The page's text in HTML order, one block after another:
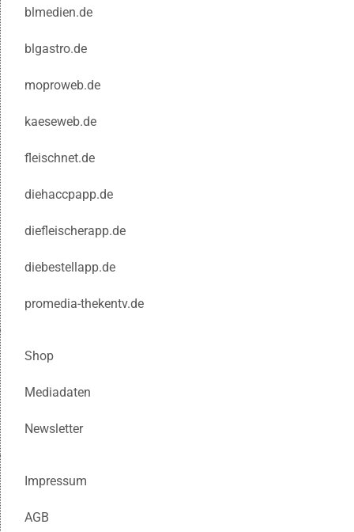
blmedien.de
blgastro.de
moproweb.de
kaeseweb.de
fleischnet.de
diehaccpapp.de
diefleischerapp.de
diebestellapp.de
promedia-thekentv.de
Shop
Mediadaten
Newsletter
Impressum
AGB